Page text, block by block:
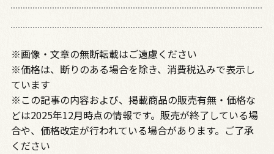
※画像・文章の無断転載はご遠慮ください
※価格は、断りのある場合を除き、消費税込みで表示し
ています
※この記事の内容および、掲載商品の販売有無・価格な
どは2025年12月時点の情報です。販売が終了している場
合や、価格改定が行われている場合があります。ご了承
ください